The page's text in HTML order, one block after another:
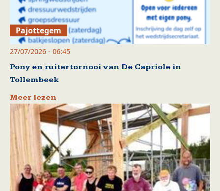
Pajottegem
27/07/2026 - 06:45
Pony en ruitertornooi van De Capriole in
Tollembeek
Meer lezen